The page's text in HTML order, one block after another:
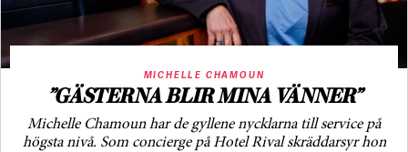
MICHELLE CHAMOUN
”GÄSTERNA BLIR MINA VÄNNER”
Michelle Chamoun har de gyllene nycklarna till service på
högsta nivå. Som concierge på Hotel Rival skräddarsyr hon